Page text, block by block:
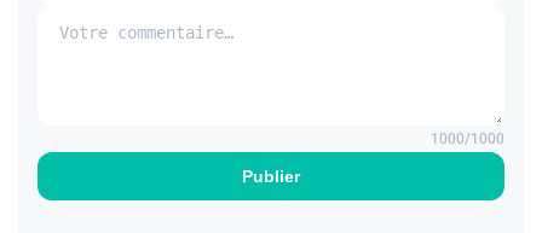
Publier
1000/1000